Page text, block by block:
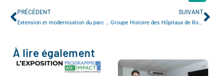
PRÉCÉDENT
Extension et modernisation du parc robotique multidisciplinaire du CHU
SUIVANT
Groupe Histoire des Hôpitaux de Rouen – Aperçu de la Newsletter – MAI 2026
À lire également